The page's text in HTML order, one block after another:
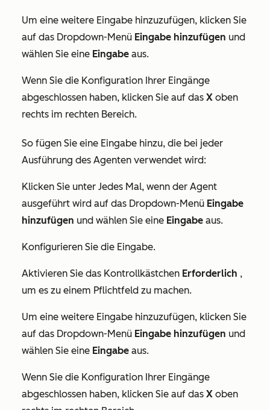
Um eine weitere Eingabe hinzuzufügen, klicken Sie
auf das Dropdown-Menü Eingabe hinzufügen und
wählen Sie eine Eingabe aus.
Wenn Sie die Konfiguration Ihrer Eingänge
abgeschlossen haben, klicken Sie auf das X oben
rechts im rechten Bereich.
So fügen Sie eine Eingabe hinzu, die bei jeder
Ausführung des Agenten verwendet wird:
Klicken Sie unter Jedes Mal, wenn der Agent
ausgeführt wird auf das Dropdown-Menü Eingabe
hinzufügen und wählen Sie eine Eingabe aus.
Konfigurieren Sie die Eingabe.
Aktivieren Sie das Kontrollkästchen Erforderlich ,
um es zu einem Pflichtfeld zu machen.
Um eine weitere Eingabe hinzuzufügen, klicken Sie
auf das Dropdown-Menü Eingabe hinzufügen und
wählen Sie eine Eingabe aus.
Wenn Sie die Konfiguration Ihrer Eingänge
abgeschlossen haben, klicken Sie auf das X oben